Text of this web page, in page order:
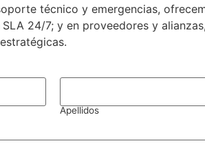
técnico y emergencias,
24/7; y en proveedores y
Apellidos